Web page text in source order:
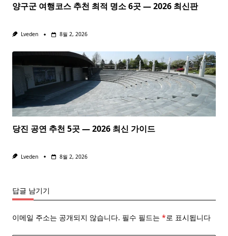
양구군 여행코스 추천 최적 명소 6곳 — 2026 최신판
Lveden 8월 2, 2026
당진 공연 추천 5곳 — 2026 최신 가이드
Lveden 8월 2, 2026
답글 남기기
이메일 주소는 공개되지 않습니다. 필수 필드는 *로 표시됩니다